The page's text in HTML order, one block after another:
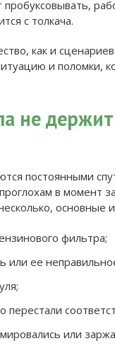
пробуксовывать,
с толкача.
как и
и поломки,
не
постоянными
в момент
основные
фильтра;
или ее
или